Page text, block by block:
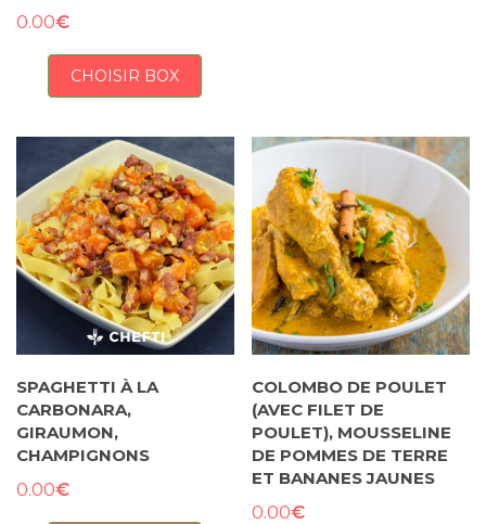
0.00€
CHOISIR BOX
SPAGHETTI À LA
CARBONARA,
GIRAUMON,
CHAMPIGNONS
0.00€
COLOMBO DE POULET
(AVEC FILET DE
POULET), MOUSSELINE
DE POMMES DE TERRE
ET BANANES JAUNES
0.00€